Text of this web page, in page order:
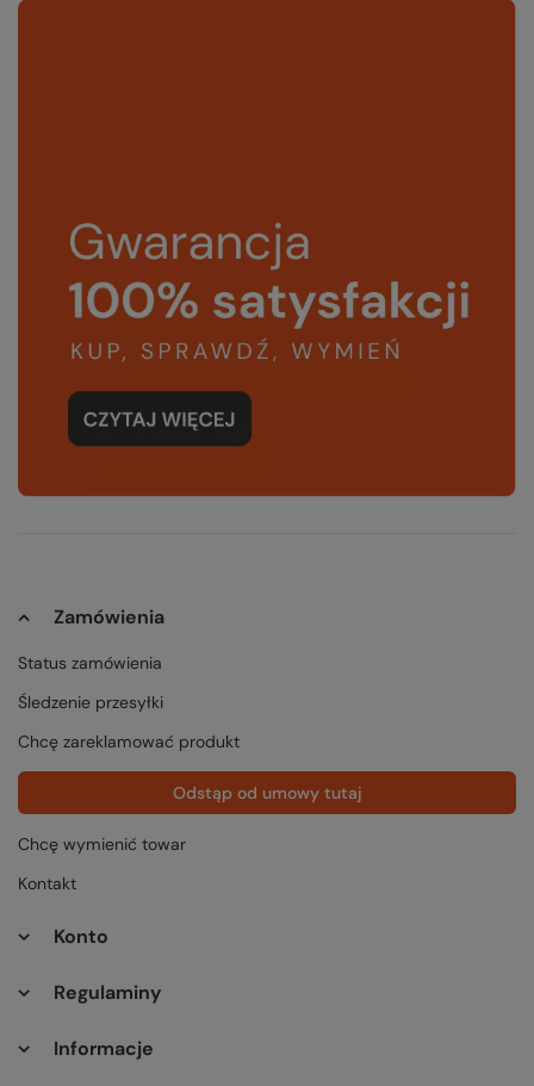
Zamówienia
Status zamówienia
Śledzenie przesyłki
Chcę zareklamować produkt
Odstąp od umowy tutaj
Chcę wymienić towar
Kontakt
Konto
Regulaminy
Informacje